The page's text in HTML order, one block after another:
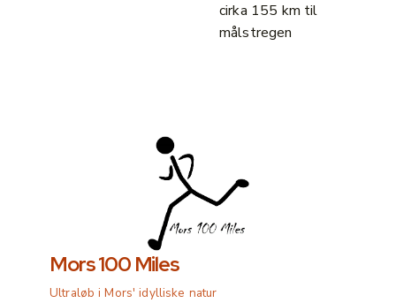
cirka 155 km til
målstregen
Mors 100 Miles
Ultraløb i Mors' idylliske natur